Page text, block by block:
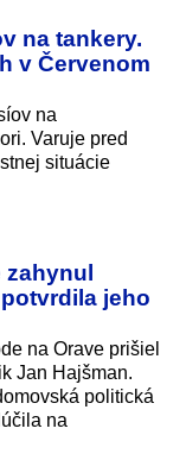
na tankery.
v Červenom
na
Varuje pred
situácie
zahynul
jeho
na Orave prišiel
Jan Hajšman.
politická
na